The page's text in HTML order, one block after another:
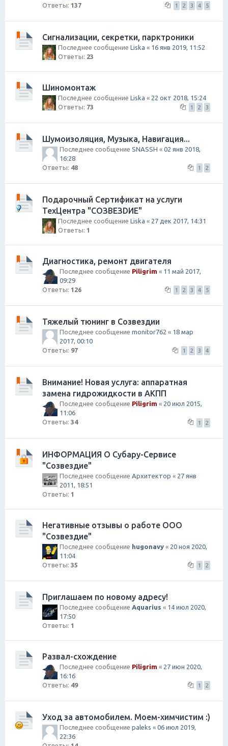
Ответы: 137 1 2 3 4 5
Сигнализации, секретки, парктроники
Последнее сообщение Liska « 16 янв 2019, 11:52
Ответы: 23
Шиномонтаж
Последнее сообщение Liska « 22 окт 2018, 15:24
Ответы: 73 1 2 3
Шумоизоляция, Музыка, Навигация...
Последнее сообщение SNASSH « 02 янв 2018,
16:28
Ответы: 48 1 2
Подарочный Сертификат на услуги
ТехЦентра "СОЗВЕЗDИЕ"
Последнее сообщение Liska « 27 дек 2017, 14:31
Ответы: 1
Диагностика, ремонт двигателя
Последнее сообщение Piligrim « 11 май 2017,
09:29
Ответы: 126 1 2 3 4 5
Тяжелый тюнинг в Созвездии
Последнее сообщение monitor762 « 18 мар
2017, 00:10
Ответы: 97 1 2 3 4
Внимание! Новая услуга: аппаратная
замена гидрожидкости в АКПП
Последнее сообщение Piligrim « 20 июл 2015,
11:06
Ответы: 34 1 2
ИНФОРМАЦИЯ О Субару-Сервисе
"Созвездие"
Последнее сообщение Архитектор « 27 янв
2011, 18:51
Ответы: 1
Негативные отзывы о работе ООО
"Созвездие"
Последнее сообщение hugonavy « 20 ноя 2020,
11:04
Ответы: 35 1 2
Приглашаем по новому адресу!
Последнее сообщение Aquarius « 14 июл 2020,
17:50
Ответы: 1
Развал-схождение
Последнее сообщение Piligrim « 27 июн 2020,
16:16
Ответы: 49 1 2
Уход за автомобилем. Моем-химчистим :)
Последнее сообщение paleks « 06 июл 2019,
22:36